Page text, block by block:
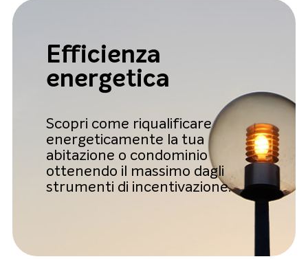
Efficienza
energetica
Scopri come riqualificare
energeticamente la tua
abitazione o condominio
ottenendo il massimo dagli
strumenti di incentivazione.